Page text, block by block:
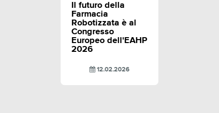
Il futuro della
Farmacia
Robotizzata è al
Congresso
Europeo dell'EAHP
2026
12.02.2026